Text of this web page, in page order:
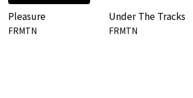
Pleasure
FRMTN
Under The Tracks
FRMTN